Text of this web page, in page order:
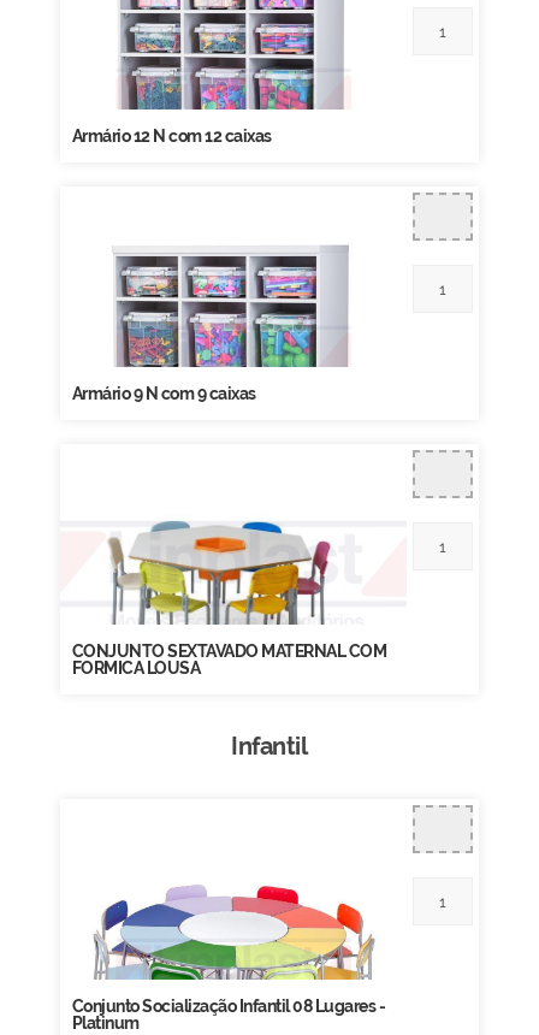
Armário 12 N com 12 caixas
Armário 9 N com 9 caixas
CONJUNTO SEXTAVADO MATERNAL COM
FORMICA LOUSA
Infantil
Conjunto Socialização Infantil 08 Lugares -
Platinum